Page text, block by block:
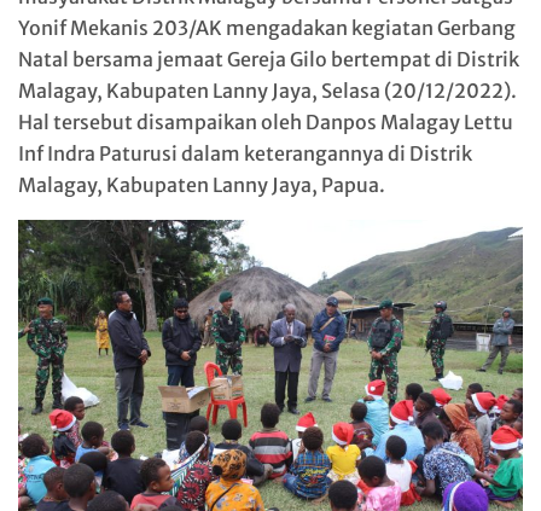
Yonif Mekanis 203/AK mengadakan kegiatan Gerbang
Natal bersama jemaat Gereja Gilo bertempat di Distrik
Malagay, Kabupaten Lanny Jaya, Selasa (20/12/2022).
Hal tersebut disampaikan oleh Danpos Malagay Lettu
Inf Indra Paturusi dalam keterangannya di Distrik
Malagay, Kabupaten Lanny Jaya, Papua.